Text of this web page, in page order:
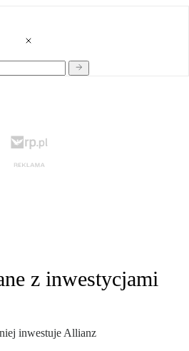
z inwestycjami
inwestuje Allianz